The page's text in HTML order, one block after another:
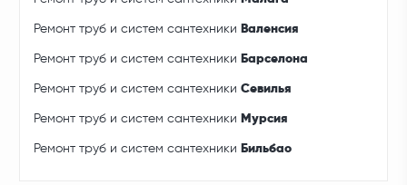
Ремонт труб и систем сантехники Валенсия
Ремонт труб и систем сантехники Барселона
Ремонт труб и систем сантехникиСевилья
Ремонт труб и систем сантехники Мурсия
Ремонт труб и систем сантехники Бильбао